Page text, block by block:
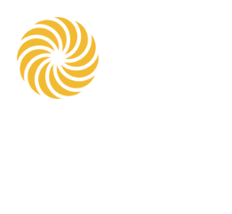
naar
inhoud